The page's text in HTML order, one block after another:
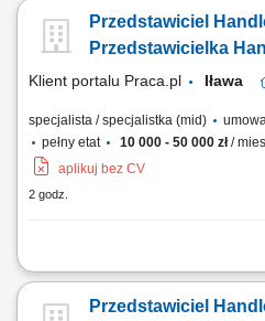
prowadzenie spotkań handlowych.
finalizowanie sprzedaży. Budowanie
Przedstawiciel
Przedstawicielka
Klient portalu Praca.pl Iława
specjalista / specjalistka (mid)
pełny etat
10 000 - 50 000 zł/
aplikuj bez CV
2 godz.
Doradzanie klientom w zakresie
prowadzenie spotkań handlowych.
Przedstawiciel